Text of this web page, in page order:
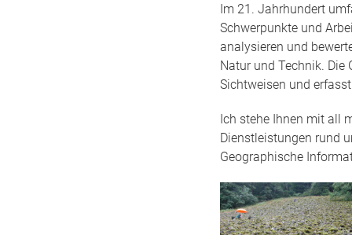
Im 21. Jahrhundert
Schwerpunkte und
analysieren und
Natur und Technik.
Sichtweisen und
Ich stehe Ihnen mit all
Dienstleistungen rund
Geographische